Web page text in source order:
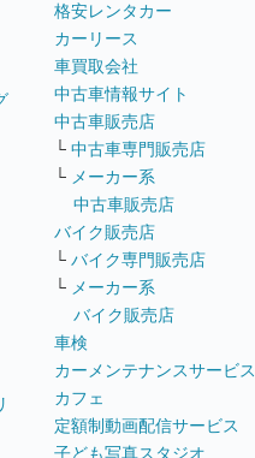
格安レンタカー
カーリース
車買取会社
中古車情報サイト
中古車販売店
└ 中古車専門販売店
└ メーカー系
中古車販売店
バイク販売店
└ バイク専門販売店
└ メーカー系
バイク販売店
車検
カーメンテナンスサービス
カフェ
定額制動画配信サービス
子ども写真スタジオ